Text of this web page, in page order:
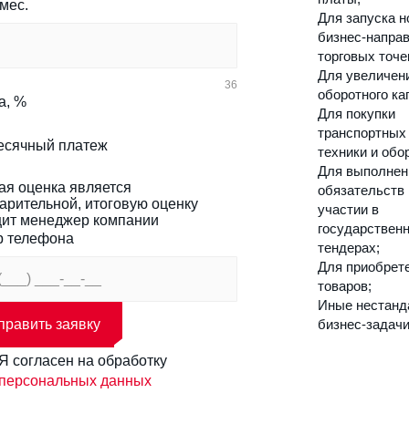
Для запуска
бизнес-
торговых
Для
оборотного
Для покупки
техники и
Для
обязательств
участии в
тендерах;
Для
товаров;
Иные
бизнес-задачи
36
%
платеж
оценка является
итоговую оценку
менеджер компании
телефона
заявку
согласен на обработку
данных